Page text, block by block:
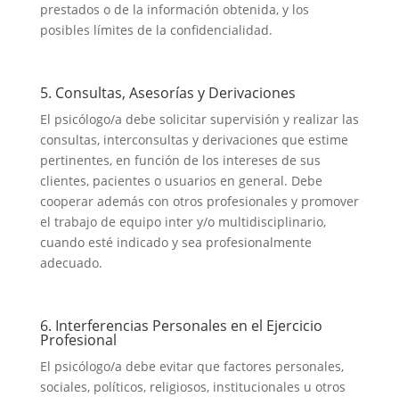
prestados o de la información obtenida, y los
posibles límites de la confidencialidad.
5. Consultas, Asesorías y Derivaciones
El psicólogo/a debe solicitar supervisión y realizar las
consultas, interconsultas y derivaciones que estime
pertinentes, en función de los intereses de sus
clientes, pacientes o usuarios en general. Debe
cooperar además con otros profesionales y promover
el trabajo de equipo inter y/o multidisciplinario,
cuando esté indicado y sea profesionalmente
adecuado.
6. Interferencias Personales en el Ejercicio
Profesional
El psicólogo/a debe evitar que factores personales,
sociales, políticos, religiosos, institucionales u otros